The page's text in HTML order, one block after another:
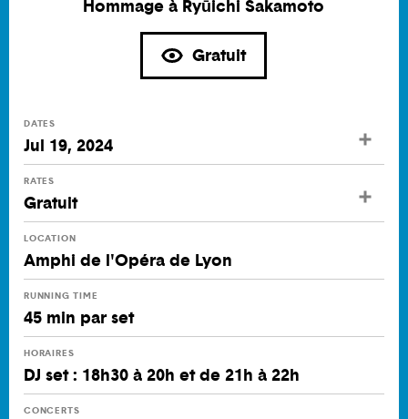
Hommage à Ryūichi Sakamoto
Gratuit
DATES
Jul 19, 2024
RATES
Gratuit
LOCATION
Amphi de l'Opéra de Lyon
RUNNING TIME
45 min par set
HORAIRES
DJ set : 18h30 à 20h et de 21h à 22h
CONCERTS